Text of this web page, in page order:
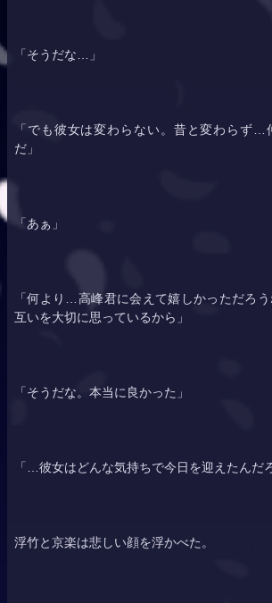
「そうだな…」
「でも彼女は変わらない。昔と変わらず…
だ」
「あぁ」
「何より…高峰君に会えて嬉しかっただろ
互いを大切に思っているから」
「そうだな。本当に良かった」
「…彼女はどんな気持ちで今日を迎えたんだ
浮竹と京楽は悲しい顔を浮かべた。